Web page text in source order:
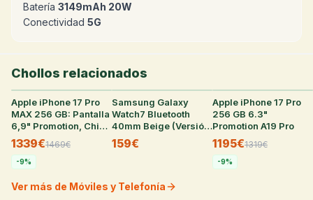
Batería 3149mAh 20W
Conectividad 5G
Chollos relacionados
33°
Apple iPhone 17 Pro
MAX 256 GB: Pantalla
6,9" Promotion, Chip
A19 Pro, Cámara Pro
Fusion
1339€1469€
-9%
Samsung Galaxy
Watch7 Bluetooth
40mm Beige (Versión
Española)
159€
29°
Apple iPhone 17 Pro
256 GB 6.3"
Promotion A19 Pro
1195€1319€
-9%
Ver más de Móviles y Telefonía